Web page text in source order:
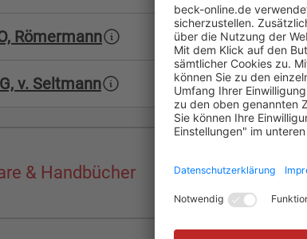
Römermann
v. Seltmann
& Handbücher